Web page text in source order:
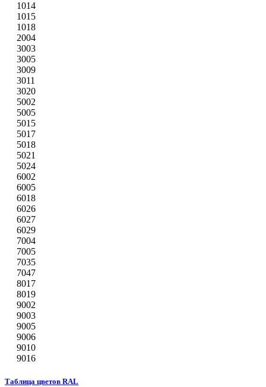
1014
1015
1018
2004
3003
3005
3009
3011
3020
5002
5005
5015
5017
5018
5021
5024
6002
6005
6018
6026
6027
6029
7004
7005
7035
7047
8017
8019
9002
9003
9005
9006
9010
9016
Таблица цветов RAL